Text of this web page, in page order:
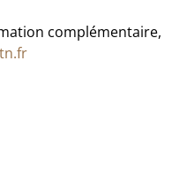
complémentaire,